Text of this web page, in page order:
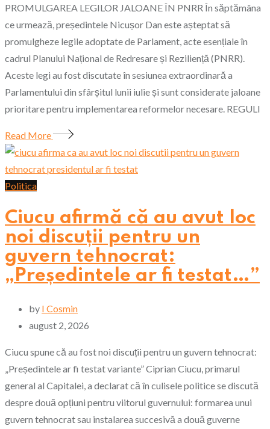
PROMULGAREA LEGILOR JALOANE ÎN PNRR În săptămâna
ce urmează, președintele Nicușor Dan este așteptat să
promulgheze legile adoptate de Parlament, acte esențiale în
cadrul Planului Național de Redresare și Reziliență (PNRR).
Aceste legi au fost discutate în sesiunea extraordinară a
Parlamentului din sfârșitul lunii iulie și sunt considerate jaloane
prioritare pentru implementarea reformelor necesare. REGULI
Read More
Politica
Ciucu afirmă că au avut loc
noi discuții pentru un
guvern tehnocrat:
„Președintele ar fi testat…”
by I Cosmin
august 2, 2026
Ciucu spune că au fost noi discuții pentru un guvern tehnocrat:
„Președintele ar fi testat variante” Ciprian Ciucu, primarul
general al Capitalei, a declarat că în culisele politice se discută
despre două opțiuni pentru viitorul guvernului: formarea unui
guvern tehnocrat sau instalarea succesivă a două guverne